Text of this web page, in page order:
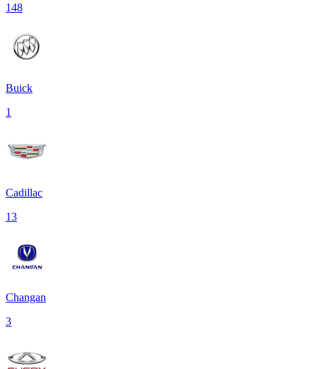
148
Buick
1
Cadillac
13
Changan
3